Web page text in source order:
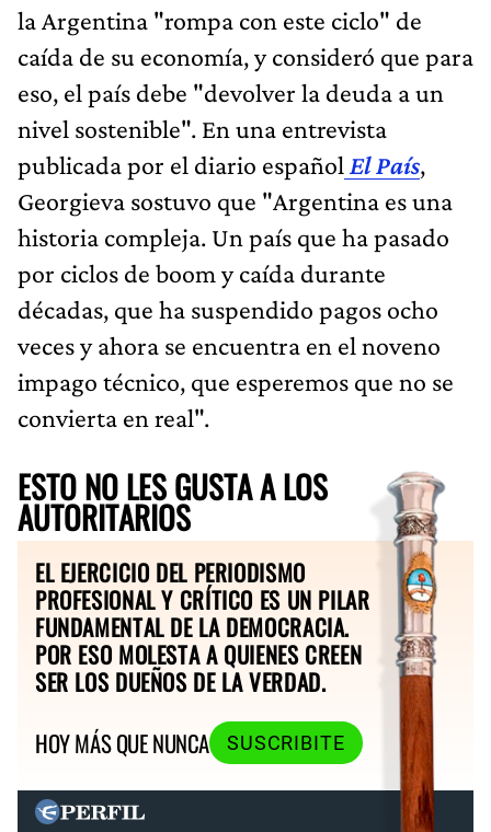
la Argentina "rompa con este ciclo" de
caída de su economía, y consideró que para
eso, el país debe "devolver la deuda a un
nivel sostenible". En una entrevista
publicada por el diario español El País,
Georgieva sostuvo que "Argentina es una
historia compleja. Un país que ha pasado
por ciclos de boom y caída durante
décadas, que ha suspendido pagos ocho
veces y ahora se encuentra en el noveno
impago técnico, que esperemos que no se
convierta en real".
ESTO NO LES GUSTA A LOS
AUTORITARIOS
EL EJERCICIO DEL PERIODISMO
PROFESIONAL Y CRÍTICO ES UN PILAR
FUNDAMENTAL DE LA DEMOCRACIA.
POR ESO MOLESTA A QUIENES CREEN
SER LOS DUEÑOS DE LA VERDAD.
HOY MÁS QUE NUNCA
SUSCRIBITE